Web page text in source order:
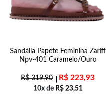
Sandália Papete Feminina Zariff
Npv-401 Caramelo/Ouro
R$319,90 R$ 223,93
10x de R$23,51